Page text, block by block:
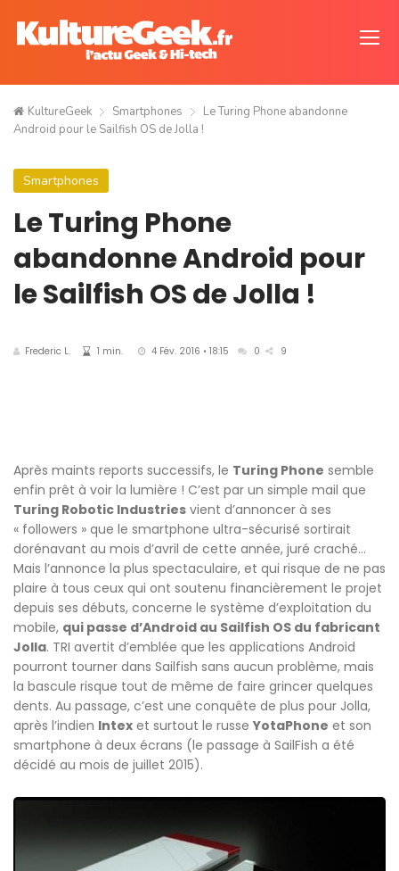
KultureGeek Smartphones
Le Turing Phone abandonne
Android pour le Sailfish OS de Jolla !
Smartphones
Le Turing Phone
abandonne Android pour
le Sailfish OS de Jolla !
Frederic L. 1 min. 4 Fév. 2016 • 18:15 0 9
Après maints reports successifs, le Turing Phone semble
enfin prêt à voir la lumière ! C’est par un simple mail que
Turing Robotic Industries vient d’annoncer à ses
« followers » que le smartphone ultra-sécurisé sortirait
dorénavant au mois d’avril de cette année, juré craché…
Mais l’annonce la plus spectaculaire, et qui risque de ne pas
plaire à tous ceux qui ont soutenu financièrement le projet
depuis ses débuts, concerne le système d’exploitation du
mobile, qui passe d’Android au Sailfish OS du fabricant
Jolla. TRI avertit d’emblée que les applications Android
pourront tourner dans Sailfish sans aucun problème, mais
la bascule risque tout de même de faire grincer quelques
dents. Au passage, c’est une conquête de plus pour Jolla,
après l’indien Intex et surtout le russe YotaPhone et son
smartphone à deux écrans (le passage à SailFish a été
décidé au mois de juillet 2015).